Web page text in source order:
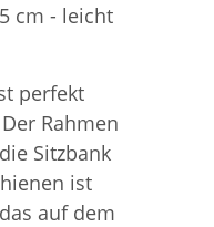
cm - leicht
perfekt
Rahmen
Sitzbank
ist
auf dem